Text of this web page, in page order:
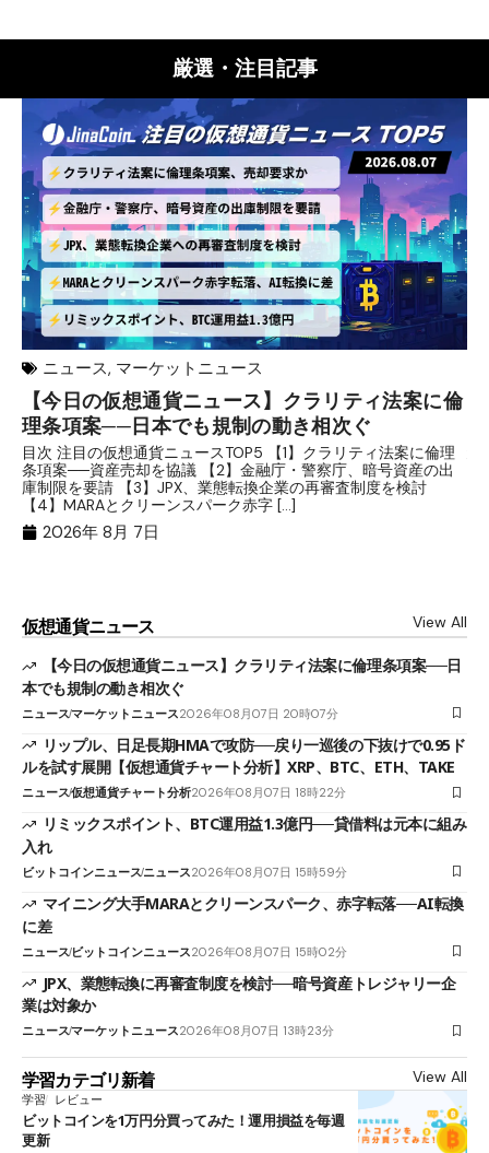
厳選・注目記事
ニュース, マーケットニュース
【今日の仮想通貨ニュース】クラリティ法案に倫
理条項案──日本でも規制の動き相次ぐ
目次 注目の仮想通貨ニュースTOP5 【1】クラリティ法案に倫理
条項案──資産売却を協議 【2】金融庁・警察庁、暗号資産の出
庫制限を要請 【3】JPX、業態転換企業の再審査制度を検討
【4】MARAとクリーンスパーク赤字 […]
2026年 8月 7日
仮想通貨ニュース View All
【今日の仮想通貨ニュース】クラリティ法案に倫理条項案──日
本でも規制の動き相次ぐ
ニュースマーケットニュース2026年08月07日 20時07分
リップル、日足長期HMAで攻防──戻り一巡後の下抜けで0.95ド
ルを試す展開【仮想通貨チャート分析】XRP、BTC、ETH、TAKE
ニュース仮想通貨チャート分析2026年08月07日 18時22分
リミックスポイント、BTC運用益1.3億円──貸借料は元本に組み
入れ
ビットコインニュースニュース2026年08月07日 15時59分
マイニング大手MARAとクリーンスパーク、赤字転落──AI転換
に差
ニュースビットコインニュース2026年08月07日 15時02分
JPX、業態転換に再審査制度を検討──暗号資産トレジャリー企
業は対象か
ニュースマーケットニュース2026年08月07日 13時23分
学習カテゴリ新着 View All
学習 レビュー
ビットコインを1万円分買ってみた！運用損益を毎週
更新